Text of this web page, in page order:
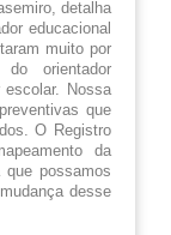
detalha
educacional
muito por
orientador
escolar. Nossa
que
O Registro
da
possamos
desse